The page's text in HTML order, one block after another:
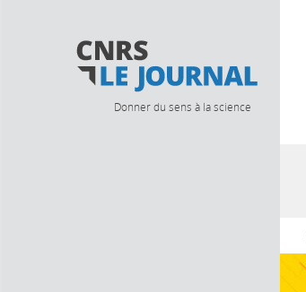
Donner du sens à la science